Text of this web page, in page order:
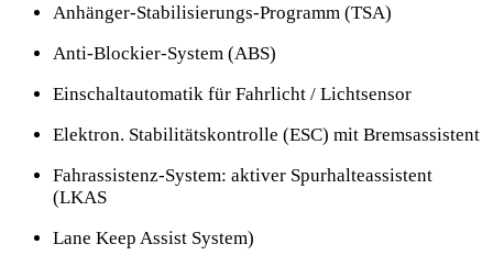
Anhänger-Stabilisierungs-Programm (TSA)
Anti-Blockier-System (ABS)
Einschaltautomatik für Fahrlicht / Lichtsensor
Elektron. Stabilitätskontrolle (ESC) mit Bremsassistent
Fahrassistenz-System: aktiver Spurhalteassistent
(LKAS
Lane Keep Assist System)